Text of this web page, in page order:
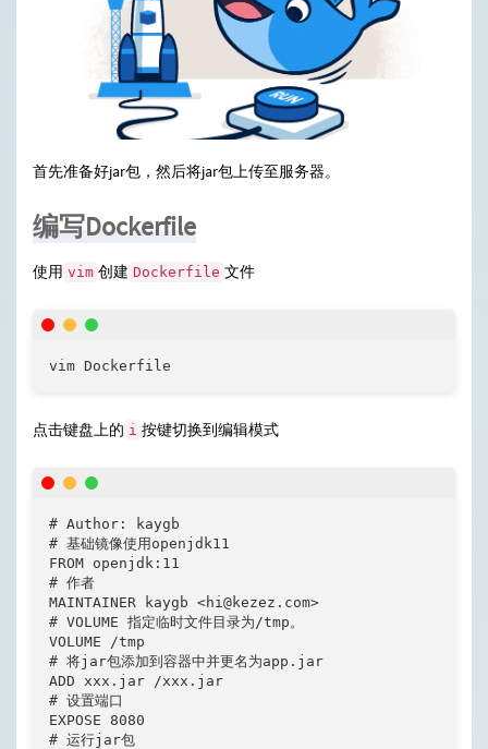
首先准备好jar包，然后将jar包上传至服务器。
编写Dockerfile
使用 vim 创建 Dockerfile 文件
vim Dockerfile
点击键盘上的 i 按键切换到编辑模式
# Author: kaygb
# 基础镜像使用openjdk11
FROM openjdk:11
# 作者
MAINTAINER kaygb <hi@kezez.com>
# VOLUME 指定临时文件目录为/tmp。
VOLUME /tmp
# 将jar包添加到容器中并更名为app.jar
ADD xxx.jar /xxx.jar
# 设置端口
EXPOSE 8080
# 运行jar包